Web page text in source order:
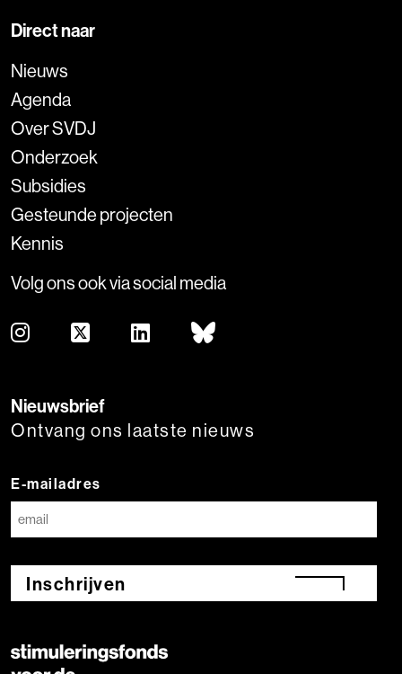
Direct naar
Nieuws
Agenda
Over SVDJ
Onderzoek
Subsidies
Gesteunde projecten
Kennis
Volg ons ook via social media
Nieuwsbrief
Ontvang ons laatste nieuws
E-mailadres
Inschrijven